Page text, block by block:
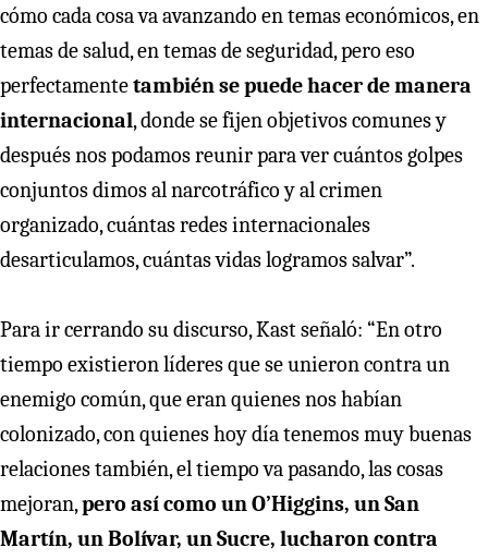
cómo cada cosa va avanzando en temas económicos, en
temas de salud, en temas de seguridad, pero eso
perfectamentetambién se puede hacer de manera
internacional, donde se fijen objetivos comunes y
después nos podamos reunir para ver cuántos golpes
conjuntos dimos al narcotráfico y al crimen
organizado, cuántas redes internacionales
desarticulamos, cuántas vidas logramos salvar”.
Para ir cerrando su discurso, Kast señaló: “En otro
tiempo existieron líderes que se unieron contra un
enemigo común, que eran quienes nos habían
colonizado, con quienes hoy día tenemos muy buenas
relaciones también, el tiempo va pasando, las cosas
mejoran,pero así como un O’Higgins, un San
Martín, un Bolívar, un Sucre, lucharon contra